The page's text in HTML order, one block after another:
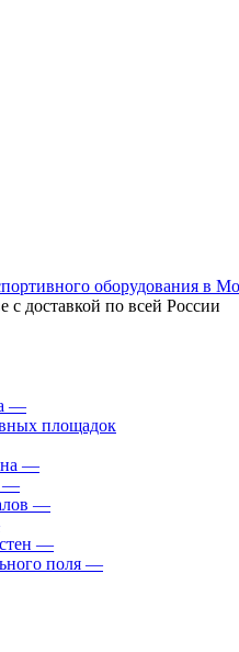
доставкой по всей России
—
площадок
—
—
—
—
поля —